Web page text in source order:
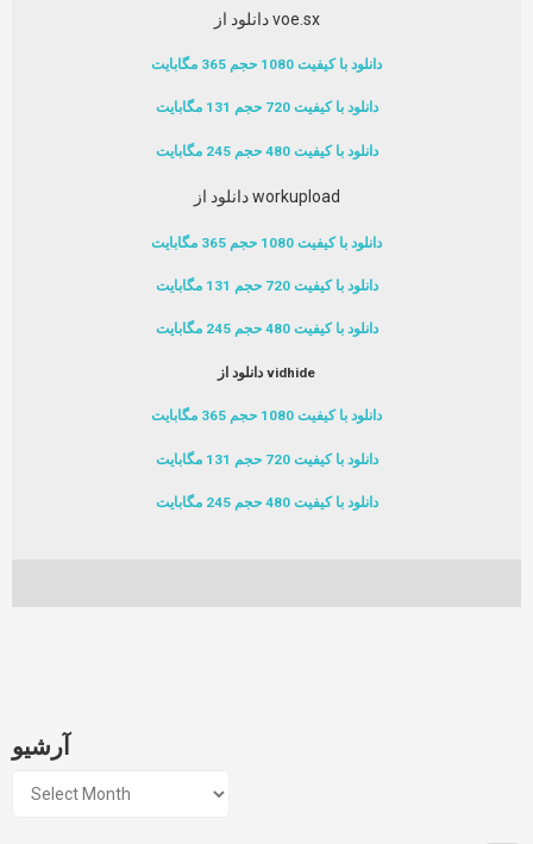
دانلود از voe.sx
دانلود با کیفیت 1080 حجم 365 مگابایت
دانلود با کیفیت 720 حجم 131 مگابایت
دانلود با کیفیت 480 حجم 245 مگابایت
دانلود از workupload
دانلود با کیفیت 1080 حجم 365 مگابایت
دانلود با کیفیت 720 حجم 131 مگابایت
دانلود با کیفیت 480 حجم 245 مگابایت
دانلود از vidhide
دانلود با کیفیت 1080 حجم 365 مگابایت
دانلود با کیفیت 720 حجم 131 مگابایت
دانلود با کیفیت 480 حجم 245 مگابایت
آرشیو
آرشیو